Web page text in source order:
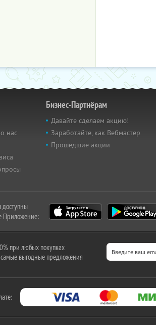
нас
Бизнес-Партнёрам
Давайте сделаем акцию!
Заработайте, как Вебмастер
Прошедшие акции
Приложение:
при любых покупках
выгодные предложения